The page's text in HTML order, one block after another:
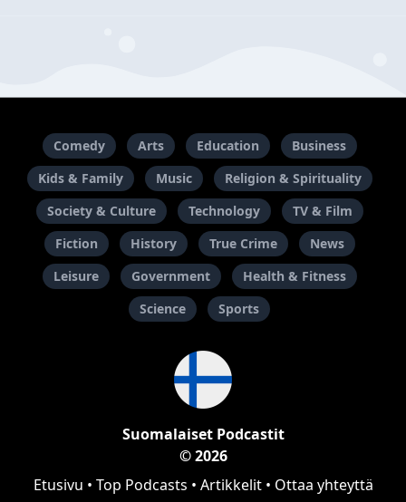
Comedy Arts Education
Business
Kids & Family
Music
Religion & Spirituality
Society & Culture
Technology
TV & Film
Fiction
History True Crime
News
Leisure
Government
Health & Fitness
Science
Sports
Suomalaiset Podcastit
© 2026
Etusivu • Top Podcasts • Artikkelit• Ottaa yhteyttä